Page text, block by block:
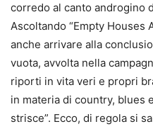
corredo al canto androgino
Ascoltando “Empty Houses
anche arrivare alla
vuota, avvolta nella
riporti in vita veri e propri
in materia di country, blues
strisce”. Ecco, di regola si